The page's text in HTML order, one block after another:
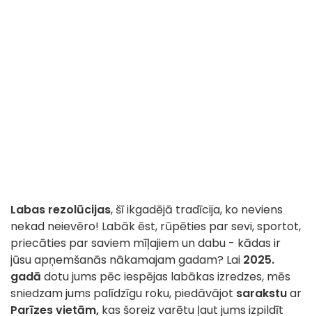
Labas rezolūcijas, šī ikgadējā tradīcija, ko neviens
nekad neievēro! Labāk ēst, rūpēties par sevi, sportot,
priecāties par saviem mīļajiem un dabu - kādas ir
jūsu apņemšanās nākamajam gadam? Lai 2025.
gadā dotu jums pēc iespējas labākas izredzes, mēs
sniedzam jums palīdzīgu roku, piedāvājot sarakstuar
Parīzes vietām, kas šoreiz varētu ļaut jums izpildīt